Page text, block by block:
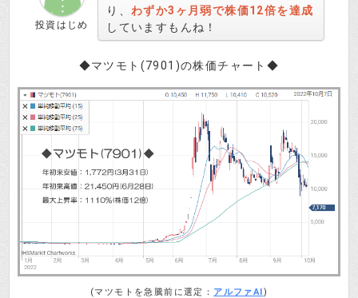
投資はじめ
り、わずか3ヶ月弱で株価12倍を達成
していますもんね！
◆マツモト(7901)の株価チャート◆
(マツモトを急騰前に選定： アルファAI)